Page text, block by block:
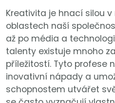
Kreativita je hnací silou
oblastech naší
až po média a
talenty existuje mnoho
příležitostí. Tyto profese
inovativní nápady a
schopnostem utvářet